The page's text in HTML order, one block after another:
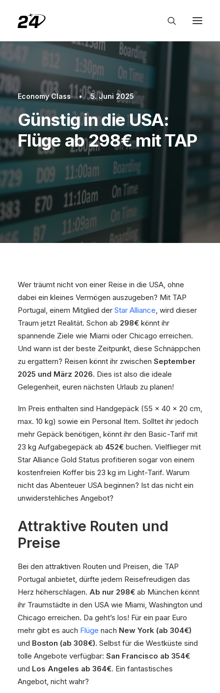
Economy Class • 5. Juni 2025
Günstig in die USA:
Flüge ab 298€ mit TAP
Wer träumt nicht von einer Reise in die USA, ohne
dabei ein kleines Vermögen auszugeben? Mit TAP
Portugal, einem Mitglied der Star Alliance, wird dieser
Traum jetzt Realität. Schon ab 298€ könnt ihr
spannende Ziele wie Miami oder Chicago erreichen.
Und wann ist der beste Zeitpunkt, diese Schnäppchen
zu ergattern? Reisen könnt ihr zwischen September
2025 und März 2026. Dies ist also die ideale
Gelegenheit, euren nächsten Urlaub zu planen!
Im Preis enthalten sind Handgepäck (55 x 40 x 20 cm,
max. 10 kg) sowie ein Personal Item. Solltet ihr jedoch
mehr Gepäck benötigen, könnt ihr den Basic-Tarif mit
23 kg Aufgabegepäck ab 452€ buchen. Vielflieger mit
Star Alliance Gold Status profitieren sogar von einem
kostenfreien Koffer bis 23 kg im Light-Tarif. Warum
nicht das Abenteuer USA beginnen? Ist das nicht ein
unwiderstehliches Angebot?
Attraktive Routen und
Preise
Bei den attraktiven Routen und Preisen, die TAP
Portugal anbietet, dürfte jedem Reisefreudigen das
Herz höherschlagen. Ab nur 298€ ab München könnt
ihr Traumstädte in den USA wie Miami, Washington und
Chicago erreichen. Da geht’s los! Für ein paar Euro
mehr gibt es auch Flüge nach New York (ab 304€)
und Boston (ab 308€). Selbst für die Westküste sind
tolle Angebote verfügbar: San Francisco ab 354€
und Los Angeles ab 364€. Ein fantastisches
Angebot, nicht wahr?